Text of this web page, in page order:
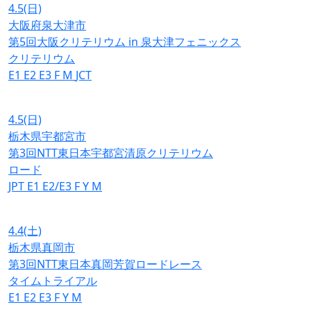
4.5(日)
大阪府泉大津市
第5回大阪クリテリウム in 泉大津フェニックス
クリテリウム
E1 E2 E3 F M JCT
4.5(日)
栃木県宇都宮市
第3回NTT東日本宇都宮清原クリテリウム
ロード
JPT E1 E2/E3 FY M
4.4(土)
栃木県真岡市
第3回NTT東日本真岡芳賀ロードレース
タイムトライアル
E1 E2 E3 FY M